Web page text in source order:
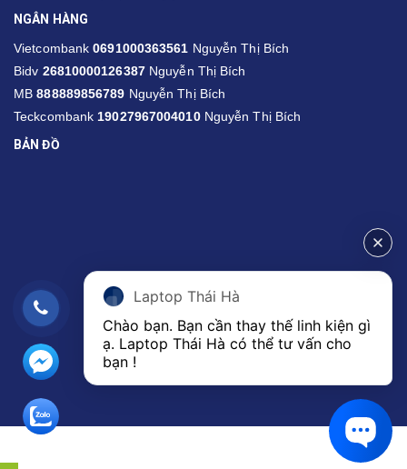
NGÂN HÀNG
Vietcombank0691000363561 Nguyễn Thị Bích
Bidv 26810000126387Nguyễn Thị Bích
MB888889856789 Nguyễn Thị Bích
Teckcombank 19027967004010Nguyễn Thị Bích
BẢN ĐỒ
Laptop Thái Hà
Chào bạn. Bạn cần thay thế linh kiện gì
ạ. Laptop Thái Hà có thể tư vấn cho
bạn !